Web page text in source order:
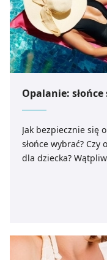
Opalanie:
Jak bezpiecznie się
słońce wybrać?
dla dziecka?